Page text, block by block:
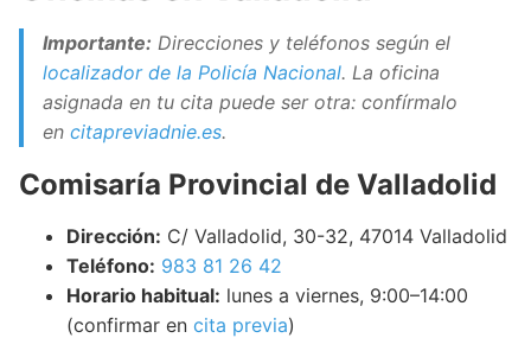
Importante: Direcciones y teléfonos según el
localizador de la Policía Nacional. La oficina
asignada en tu cita puede ser otra: confírmalo
en citapreviadnie.es.
Comisaría Provincial de Valladolid
Dirección: C/ Valladolid, 30-32, 47014 Valladolid
Teléfono: 983 81 26 42
Horario habitual: lunes a viernes, 9:00–14:00
(confirmar en cita previa)